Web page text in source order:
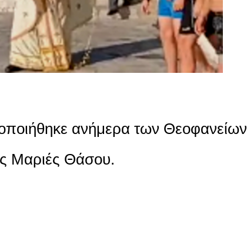
ανήμερα των Θεοφανείων
Μαριές Θάσου.